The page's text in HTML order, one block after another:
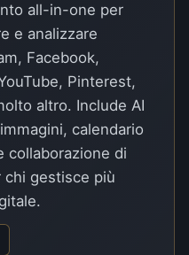
all-in-one per
e analizzare
Facebook,
Pinterest,
altro. Include AI
calendario
collaborazione di
gestisce più